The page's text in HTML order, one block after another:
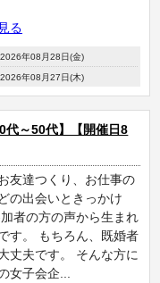
る
年08月28日(金)
年08月27日(木)
代～50代】【開催日8
友達つくり、お仕事の
の出会いときっかけ
者の方の声から生まれ
す。 もちろん、既婚者
丈夫です。 そんな方に
女子会企...